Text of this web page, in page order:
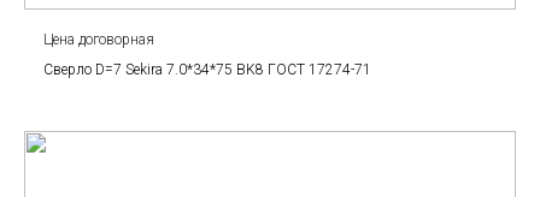
Цена договорная
Сверло D=7 Sekira 7.0*34*75 BK8 ГОСТ 17274-71